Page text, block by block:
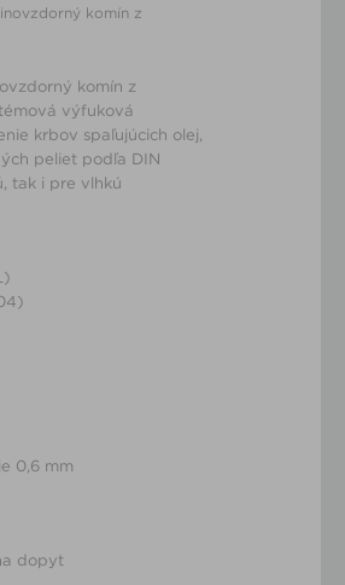
komín z
komín z
výfuková
krbov spaľujúcich olej,
peliet podľa DIN
tak i pre vlhkú
0,6 mm
dopyt